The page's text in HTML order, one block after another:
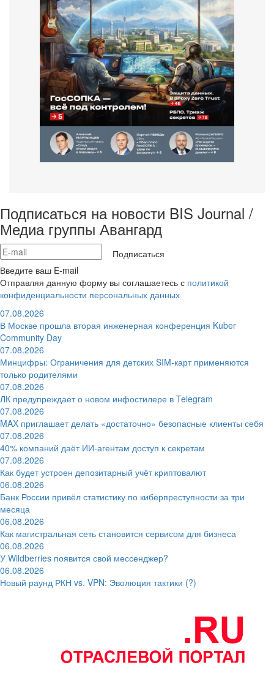
Подписаться на новости BIS Journal /
Медиа группы Авангард
Подписаться
Введите ваш E-mail
Отправляя данную форму вы соглашаетесь с политикой
конфиденциальности персональных данных
07.08.2026
В Москве прошла вторая инженерная конференция Kuber
Community Day
07.08.2026
Минцифры: Ограничения для детских SIM-карт применяются
только родителями
07.08.2026
ЛК предупреждает о новом инфостилере в Telegram
07.08.2026
MAX приглашает делать «достаточно» безопасные клиенты себя
07.08.2026
40% компаний даёт ИИ‑агентам доступ к секретам
07.08.2026
Как будет устроен депозитарный учёт криптовалют
06.08.2026
Банк России привёл статистику по киберпреступности за три
месяца
06.08.2026
Как магистральная сеть становится сервисом для бизнеса
06.08.2026
У Wildberries появится свой мессенджер?
06.08.2026
Новый раунд РКН vs. VPN: Эволюция тактики (?)